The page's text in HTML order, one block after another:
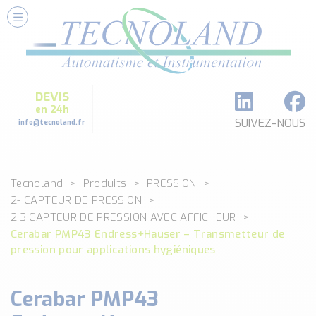
DEVIS
en 24h
info@tecnoland.fr SUIVEZ-NOUS
Nos Services
Conseils et Fourniture
Formation et Assistance
Architecture I-O Link multi fabricants
Classé par catégorie
DEBIT
DETECTION
ANALYSE PHYSICO-CHIMIQUE
Voir toutes les catégories …
Tecnoland Produits
PRESSION
2- CAPTEUR DE PRESSION
2.3 CAPTEUR DE PRESSION AVEC AFFICHEUR
Cerabar PMP43 Endress+Hauser – Transmetteur de
pression pour applications hygiéniques
Cerabar PMP43